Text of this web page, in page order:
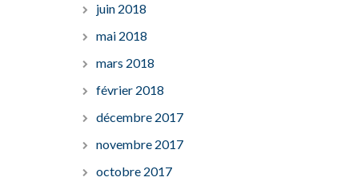
juin 2018
mai 2018
mars 2018
février 2018
décembre 2017
novembre 2017
octobre 2017